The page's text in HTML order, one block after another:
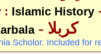
: Islamic History
- کربلا
Scholor. Included for